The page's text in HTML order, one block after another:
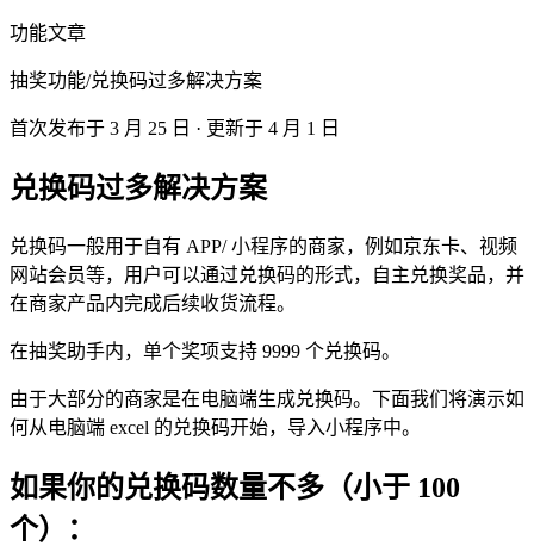
功能文章
抽奖功能/兑换码过多解决方案
首次发布于 3 月 25 日 · 更新于 4 月 1 日
兑换码过多解决方案
兑换码一般用于自有 APP/ 小程序的商家，例如京东卡、视频
网站会员等，用户可以通过兑换码的形式，自主兑换奖品，并
在商家产品内完成后续收货流程。
在抽奖助手内，单个奖项支持 9999 个兑换码。
由于大部分的商家是在电脑端生成兑换码。下面我们将演示如
何从电脑端 excel 的兑换码开始，导入小程序中。
如果你的兑换码数量不多（小于 100
个）：